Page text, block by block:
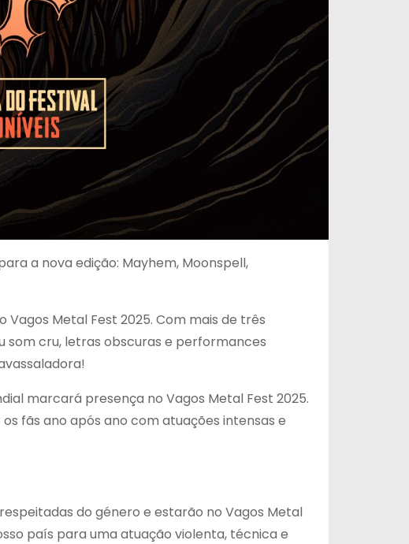
a nova edição: Mayhem, Moonspell,
Metal Fest 2025. Com mais de três
som cru, letras obscuras e performances
marcará presença no Vagos Metal Fest 2025.
fãs ano após ano com atuações intensas e
do género e estarão no Vagos Metal
país para uma atuação violenta, técnica e